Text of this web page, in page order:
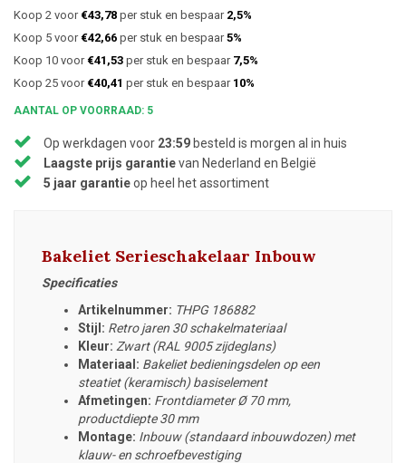
Koop 2 voor €43,78 per stuk en bespaar 2,5%
Koop 5 voor €42,66 per stuk en bespaar5%
Koop 10 voor €41,53 per stuk en bespaar 7,5%
Koop 25 voor €40,41 per stuk en bespaar 10%
AANTAL OP VOORRAAD: 5
Op werkdagen voor 23:59 besteld is morgen al in huis
Laagste prijs garantievan Nederland en België
5 jaar garantieop heel het assortiment
Bakeliet Serieschakelaar Inbouw
Specificaties
Artikelnummer: THPG 186882
Stijl: Retro jaren 30 schakelmateriaal
Kleur: Zwart (RAL 9005 zijdeglans)
Materiaal: Bakeliet bedieningsdelen op een
steatiet (keramisch) basiselement
Afmetingen: Frontdiameter Ø 70 mm,
productdiepte 30 mm
Montage: Inbouw (standaard inbouwdozen) met
klauw- en schroefbevestiging